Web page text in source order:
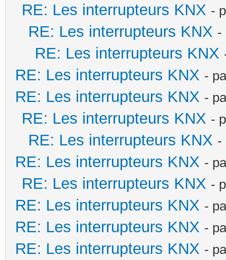
RE: Les interrupteurs KNX -
RE: Les interrupteurs KNX -
RE: Les interrupteurs KNX
RE: Les interrupteurs KNX -
RE: Les interrupteurs KNX -
RE: Les interrupteurs KNX -
RE: Les interrupteurs KNX -
RE: Les interrupteurs KNX -
RE: Les interrupteurs KNX -
RE: Les interrupteurs KNX -
RE: Les interrupteurs KNX -
RE: Les interrupteurs KNX -